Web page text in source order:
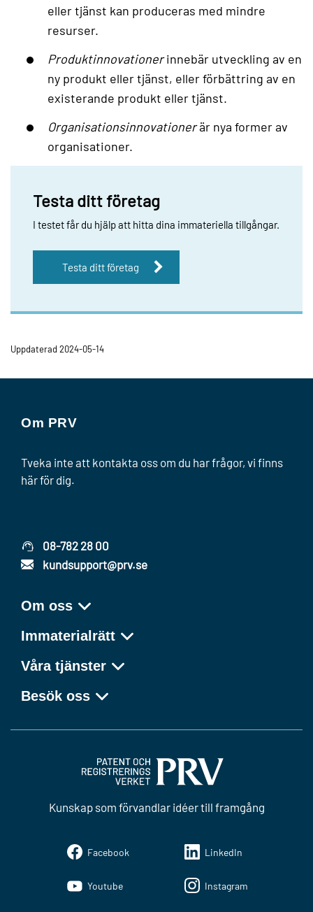
eller tjänst kan produceras med mindre
resurser.
Produktinnovationerinnebär utveckling av en
ny produkt eller tjänst, eller förbättring av en
existerande produkt eller tjänst.
Organisationsinnovationerär nya former av
organisationer.
Testa ditt företag
I testet får du hjälp att hitta dina immateriella tillgångar.
Testa ditt företag
Uppdaterad 2024-05-14
Om PRV
Tveka inte att kontakta oss om du har frågor, vi finns
här för dig.
08-782 28 00
kundsupport@prv.se
Om oss
Immaterialrätt
Våra tjänster
Besök oss
Kunskap som förvandlar idéer till framgång
Facebook LinkedIn
Youtube Instagram